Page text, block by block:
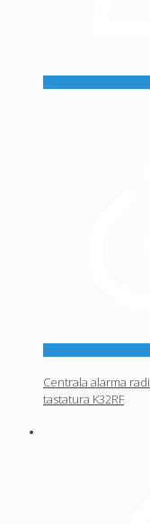
Centrala alarma
tastatura K32RF